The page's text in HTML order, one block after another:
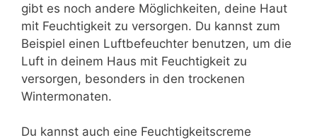
gibt es noch andere Möglichkeiten, deine Haut
mit Feuchtigkeit zu versorgen. Du kannst zum
Beispiel einen Luftbefeuchter benutzen, um die
Luft in deinem Haus mit Feuchtigkeit zu
versorgen, besonders in den trockenen
Wintermonaten.
Du kannst auch eine Feuchtigkeitscreme